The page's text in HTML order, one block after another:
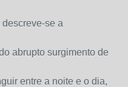
se a
abrupto surgimento de
entre a noite e o dia,